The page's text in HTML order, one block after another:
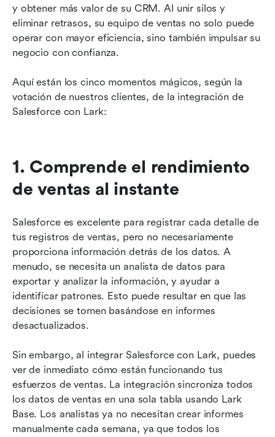
y obtener más valor de su CRM. Al unir silos y
eliminar retrasos, su equipo de ventas no solo puede
operar con mayor eficiencia, sino también impulsar su
negocio con confianza.
Aquí están los cinco momentos mágicos, según la
votación de nuestros clientes, de la integración de
Salesforce con Lark:
1. Comprende el rendimiento
de ventas al instante
Salesforce es excelente para registrar cada detalle de
tus registros de ventas, pero no necesariamente
proporciona información detrás de los datos. A
menudo, se necesita un analista de datos para
exportar y analizar la información, y ayudar a
identificar patrones. Esto puede resultar en que las
decisiones se tomen basándose en informes
desactualizados.
Sin embargo, al integrar Salesforce con Lark, puedes
ver de inmediato cómo están funcionando tus
esfuerzos de ventas. La integración sincroniza todos
los datos de ventas en una sola tabla usando Lark
Base. Los analistas ya no necesitan crear informes
manualmente cada semana, ya que todos los